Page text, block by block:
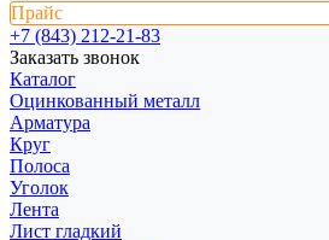
Прайс
+7 (843) 212-21-83
Заказать звонок
Каталог
Оцинкованный металл
Арматура
Круг
Полоса
Уголок
Лента
Лист гладкий